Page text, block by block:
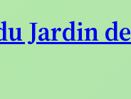
Jardin de